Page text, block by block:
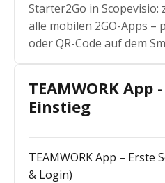
Starter2Go in
alle mobilen 2GO-Apps –
oder QR-Code auf dem
einloggen.
TEAMWORK
Einstieg
TEAMWORK App – Erste
& Login)